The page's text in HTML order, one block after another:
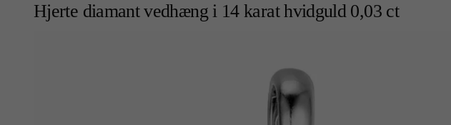
Hjerte diamant vedhæng i 14 karat hvidguld 0,03 ct